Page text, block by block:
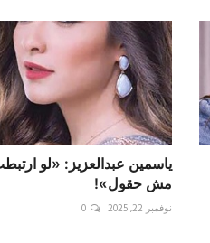
ياسمين عبدالعزيز: «لو
مش حقول»!
نوفمبر 22, 2025 0